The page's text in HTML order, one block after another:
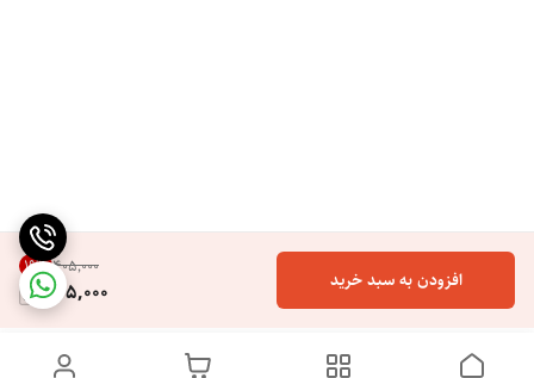
۴۰۵٬۰۰۰ 19%
325,000 افزودن به سبد خرید